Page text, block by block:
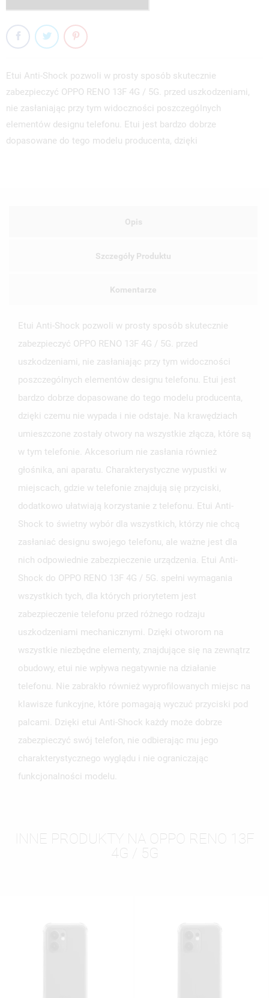
Etui Anti-Shock pozwoli w prosty sposób skutecznie
zabezpieczyć OPPO RENO 13F 4G / 5G. przed uszkodzeniami,
nie zasłaniając przy tym widoczności poszczególnych
elementów designu telefonu. Etui jest bardzo dobrze
dopasowane do tego modelu producenta, dzięki
Opis
Szczegóły Produktu
Komentarze
Etui Anti-Shock pozwoli w prosty sposób skutecznie
zabezpieczyć OPPO RENO 13F 4G / 5G. przed
uszkodzeniami, nie zasłaniając przy tym widoczności
poszczególnych elementów designu telefonu. Etui jest
bardzo dobrze dopasowane do tego modelu producenta,
dzięki czemu nie wypada i nie odstaje. Na krawędziach
umieszczone zostały otwory na wszystkie złącza, które są
w tym telefonie. Akcesorium nie zasłania również
głośnika, ani aparatu. Charakterystyczne wypustki w
miejscach, gdzie w telefonie znajdują się przyciski,
dodatkowo ułatwiają korzystanie z telefonu. Etui Anti-
Shock to świetny wybór dla wszystkich, którzy nie chcą
zasłaniać designu swojego telefonu, ale ważne jest dla
nich odpowiednie zabezpieczenie urządzenia. Etui Anti-
Shock do OPPO RENO 13F 4G / 5G. spełni wymagania
wszystkich tych, dla których priorytetem jest
zabezpieczenie telefonu przed różnego rodzaju
uszkodzeniami mechanicznymi. Dzięki otworom na
wszystkie niezbędne elementy, znajdujące się na zewnątrz
obudowy, etui nie wpływa negatywnie na działanie
telefonu. Nie zabrakło również wyprofilowanych miejsc na
klawisze funkcyjne, które pomagają wyczuć przyciski pod
palcami. Dzięki etui Anti-Shock każdy może dobrze
zabezpieczyć swój telefon, nie odbierając mu jego
charakterystycznego wyglądu i nie ograniczając
funkcjonalności modelu.
INNE PRODUKTY NA OPPO RENO 13F
4G / 5G
MOJE LISTY ŻYCZEŃ
add_circle_outlineUTWÓRZ NOWĄ LISTĘ
UTWÓRZ LISTĘ ŻYCZEŃ
ANULUJ UTWÓRZ LISTĘ ŻYCZEŃ
ZALOGUJ SIĘ
MUSISZ BYĆ ZALOGOWANY BY ZAPISAĆ PRODUKTY NA
SWOJEJ LIŚCIE ŻYCZEŃ.
ANULUJ ZALOGUJ SIĘ